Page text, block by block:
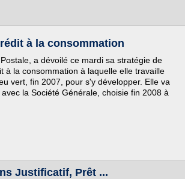
à la consommation
a dévoilé ce mardi sa stratégie de
à la consommation à laquelle elle travaille
vert, fin 2007, pour s'y développer. Elle va
la Société Générale, choisie fin 2008 à
Justificatif, Prêt ...